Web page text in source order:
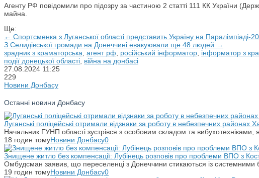
Агенту РФ повідомили про підозру за частиною 2 статті 111 КК України
майна.
Ще:
← Спортсменка з Луганської області представить Україну на Паралімпіаді-
З Селидівської громади на Донеччині евакуювали ще 48 людей →
зрадник з краматорська, агент рф, російський інформатор, інформатор з
події донецької області, війна на донбасі
27.08.2024 11:25
229
Новини Донбасу
Останні новини Донбасу
Луганські поліцейські отримали відзнаки за роботу в небезпечних районах
Начальник ГУНП області зустрівся з особовим складом та вибухотехніками,
18 годин томуНовини Донбасу0
Знищене житло без компенсації: Лубінець розповів про проблеми ВПО з
Омбудсман заявив, що переселенці з Донеччини стикаються із системними
19 годин томуНовини Донбасу0